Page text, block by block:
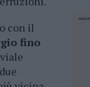
con il
fino